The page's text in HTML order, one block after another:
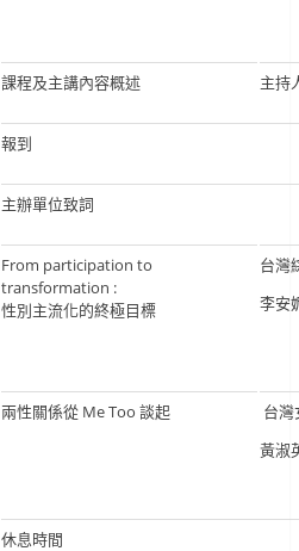
課程及主講內容概述 主持
報到
主辦單位致詞
From participation to
transformation :
性別主流化的終極目標
台灣
李安
兩性關係從 Me Too 談起
台灣
黃淑
休息時間